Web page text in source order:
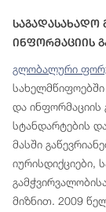
Საგადასახადო
Ინფორმაციის
გლობალური
და ინფორმაციის
სტანდარტების
მასში
იურისდიქციები,
მიზნით. 2009